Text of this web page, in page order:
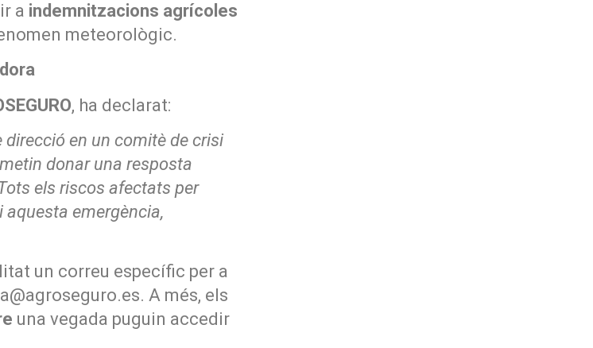
a indemnitzacions agrícoles
meteorològic.
, ha declarat:
direcció en un comitè de crisi
donar una resposta
els riscos afectats per
emergència,
un correu específic per a
. A més, els
una vegada puguin accedir